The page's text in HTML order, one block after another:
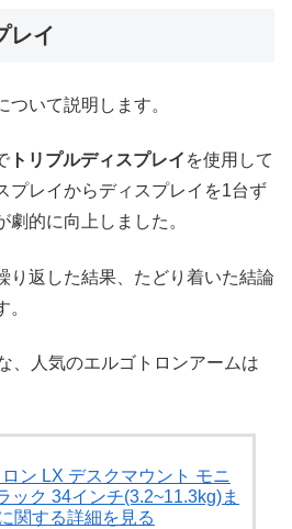
レイ
いて説明します。
トリプルディスプレイ を使用して
プレイからディスプレイを1台ず
的に向上しました。
り返した結果、たどり着いた結論
、人気のエルゴトロンアームは
ン LX デスクマウント モニ
ック 34インチ(3.2~11.3kg)ま
関する詳細を見る